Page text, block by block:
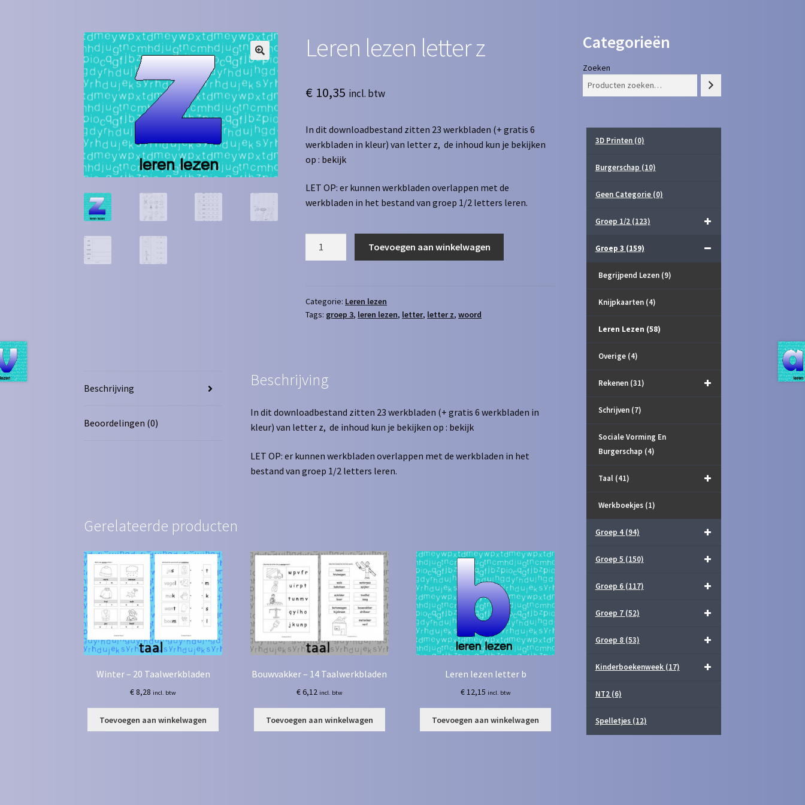
Leren lezen letter z
€ 10,35 incl. btw
In dit downloadbestand zitten 23 werkbladen (+ gratis 6
werkbladen in kleur) van letter z, de inhoud kun je bekijken
op : bekijk
LET OP: er kunnen werkbladen overlappen met de
werkbladen in het bestand van groep 1/2 letters leren.
aantal
Toevoegen aan winkelwagen
Categorie: Leren lezen
Tags: groep 3, leren lezen, letter, letter z,woord
Beschrijving
Beoordelingen (0)
Beschrijving
In dit downloadbestand zitten 23 werkbladen (+ gratis 6 werkbladen in
kleur) van letter z, de inhoud kun je bekijken op : bekijk
LET OP: er kunnen werkbladen overlappen met de werkbladen in het
bestand van groep 1/2 letters leren.
Gerelateerde producten
Winter – 20 Taalwerkbladen
€8,28 incl. btw
Toevoegen aan winkelwagen
Bouwvakker – 14 Taalwerkbladen
€6,12 incl. btw
Toevoegen aan winkelwagen
Leren lezen letter b
€12,15 incl. btw
Toevoegen aan winkelwagen
Categorieën
Zoeken
3D Printen (0)
Burgerschap (10)
Geen Categorie (0)
Groep 1/2 (123)
Groep 3 (159)
Begrijpend Lezen (9)
Knijpkaarten (4)
Leren Lezen (58)
Overige (4)
Rekenen (31)
Schrijven (7)
Sociale Vorming En
Burgerschap (4)
Taal (41)
Werkboekjes (1)
Groep 4 (94)
Groep 5 (150)
Groep 6 (117)
Groep 7 (52)
Groep 8 (53)
Kinderboekenweek (17)
NT2 (6)
Spelletjes (12)